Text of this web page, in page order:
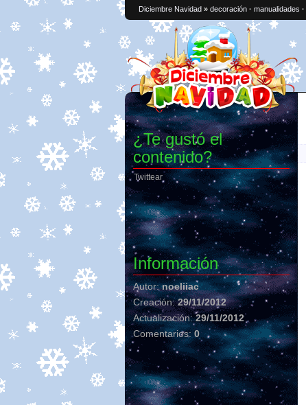
Diciembre Navidad » decoración · manualidades ·
¿Te gustó el
contenido?
Twittear
Información
Autor:noeliiac
Creación:29/11/2012
Actualización:29/11/2012
Comentarios:0